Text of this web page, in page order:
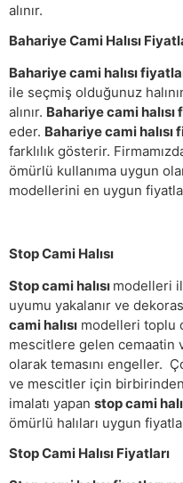
alınır.
Bahariye Cami Halısı
Bahariye cami halısı
ile seçmiş olduğunuz
alınır. Bahariye cami halısı
eder. Bahariye cami halısı
farklılık gösterir.
ömürlü kullanıma uygun
modellerini en uygun
Stop Cami Halısı
Stop cami halısı modelleri
uyumu yakalanır ve
cami halısı modelleri toplu
mescitlere gelen
olarak temasını engeller.
ve mescitler için
imalatı yapan stop cami
ömürlü halıları uygun
Stop Cami Halısı Fiyatları